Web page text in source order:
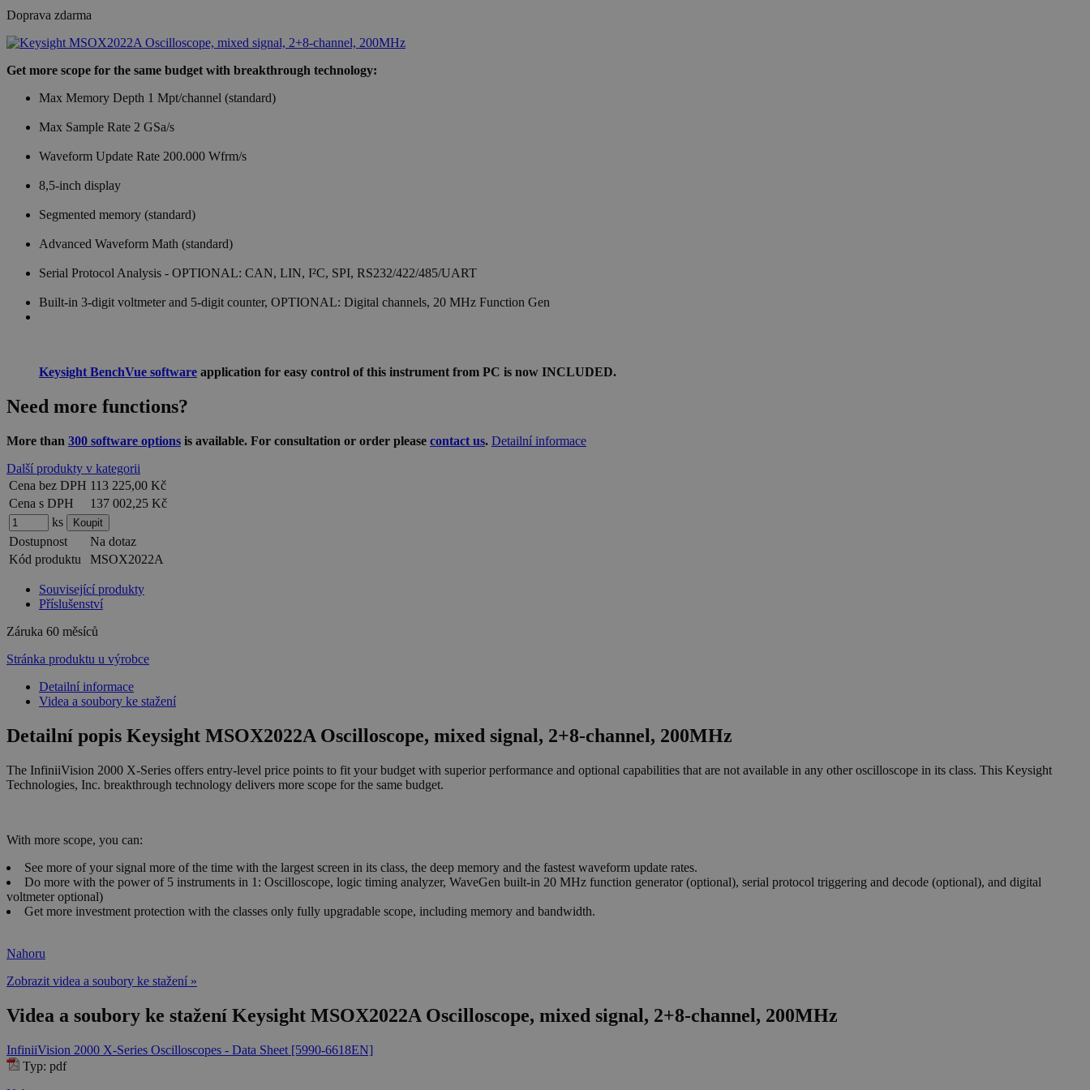
Doprava zdarma
Get more scope for the same budget with breakthrough technology:
Max Memory Depth 1 Mpt/channel (standard)
Max Sample Rate 2 GSa/s
Waveform Update Rate 200.000 Wfrm/s
8,5-inch display
Segmented memory (standard)
Advanced Waveform Math (standard)
Serial Protocol Analysis - OPTIONAL: CAN, LIN, I²C, SPI, RS232/422/485/UART
Built-in 3-digit voltmeter and 5-digit counter, OPTIONAL: Digital channels, 20 MHz Function Gen
Keysight BenchVue software application for easy control of this instrument from PC is now INCLUDED.
Need more functions?
More than 300 software options is available. For consultation or order please contact us. Detailní informace
Další produkty v kategorii
Cena bez DPH 113 225,00 Kč
Cena s DPH
137 002,25 Kč
ks
Dostupnost
Na dotaz
Kód produktu
MSOX2022A
Související produkty
Příslušenství
Záruka 60 měsíců
Stránka produktu u výrobce
Detailní informace
Videa a soubory ke stažení
Detailní popis Keysight MSOX2022A Oscilloscope, mixed signal, 2+8-channel, 200MHz
The InfiniiVision 2000 X-Series offers entry-level price points to fit your budget with superior performance and optional capabilities that are not available in any other oscilloscope in its class. This Keysight
Technologies, Inc. breakthrough technology delivers more scope for the same budget.
With more scope, you can:
See more of your signal more of the time with the largest screen in its class, the deep memory and the fastest waveform update rates.
Do more with the power of 5 instruments in 1: Oscilloscope, logic timing analyzer, WaveGen built-in 20 MHz function generator (optional), serial protocol triggering and decode (optional), and digital
voltmeter optional)
Get more investment protection with the classes only fully upgradable scope, including memory and bandwidth.
Nahoru
Zobrazit videa a soubory ke stažení »
Videa a soubory ke stažení Keysight MSOX2022A Oscilloscope, mixed signal, 2+8-channel, 200MHz
InfiniiVision 2000 X-Series Oscilloscopes - Data Sheet [5990-6618EN]
Typ: pdf